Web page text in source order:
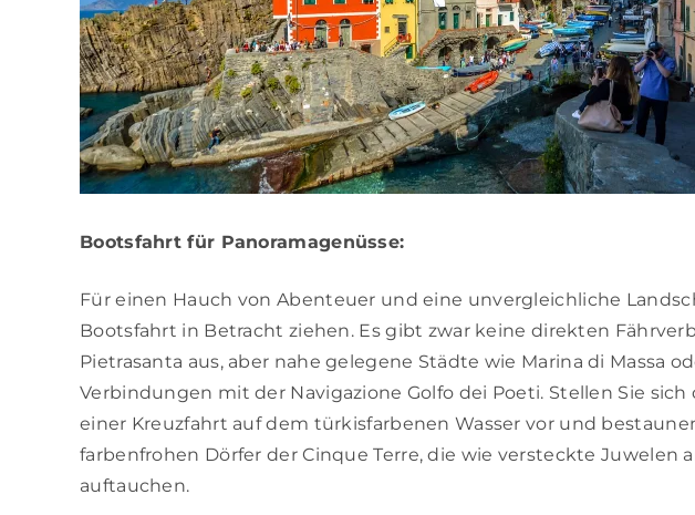
Bootsfahrt für Panoramagenüsse:
Für einen Hauch von Abenteuer und eine unvergleichliche
Bootsfahrt in Betracht ziehen. Es gibt zwar keine direkten
Pietrasanta aus, aber nahe gelegene Städte wie Marina di Massa
Verbindungen mit der Navigazione Golfo dei Poeti. Stellen Sie
einer Kreuzfahrt auf dem türkisfarbenen Wasser vor und
farbenfrohen Dörfer der Cinque Terre, die wie versteckte Juwelen
auftauchen.